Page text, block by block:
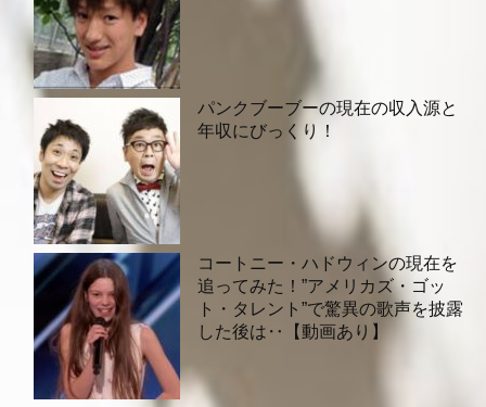
パンクブーブーの現在の収入源と
年収にびっくり！
コートニー・ハドウィンの現在を
追ってみた！”アメリカズ・ゴッ
ト・タレント”で驚異の歌声を披露
した後は‥【動画あり】